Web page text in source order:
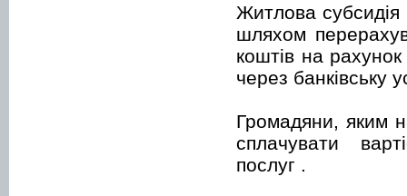
Житлова субсидія
шляхом
коштів на
через банківську
Громадяни, яким
сплачувати
послуг .